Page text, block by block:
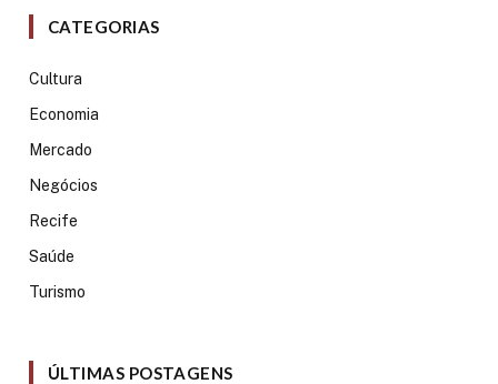
CATEGORIAS
Cultura
Economia
Mercado
Negócios
Recife
Saúde
Turismo
ÚLTIMAS POSTAGENS